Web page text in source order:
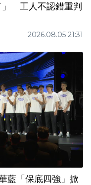
」 工人不認錯重判
2026.08.05 21:31
藍「保底四強」掀